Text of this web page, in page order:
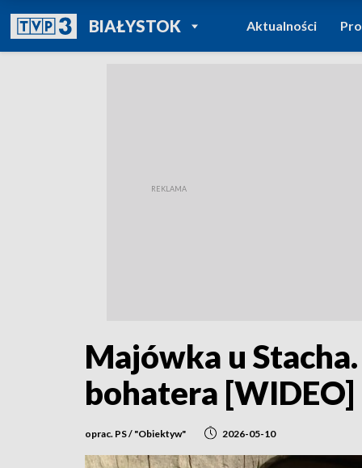
BIAŁYSTOKPOWRÓT DO
TVP REGIONY
Aktualności
Majówka u
bohatera [WIDEO]
oprac. PS / "Obiektyw" 2026-05-10